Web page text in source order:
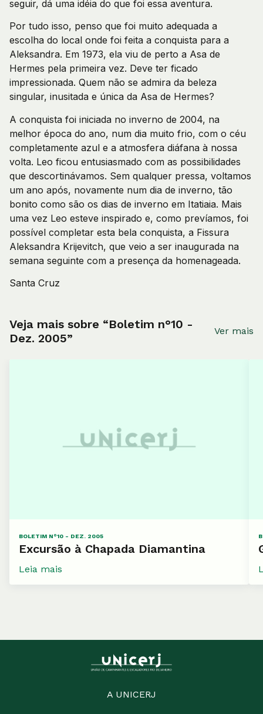
seguir, dá uma idéia do que foi essa aventura.
Por tudo isso, penso que foi muito adequada a
escolha do local onde foi feita a conquista para a
Aleksandra. Em 1973, ela viu de perto a Asa de
Hermes pela primeira vez. Deve ter ficado
impressionada. Quem não se admira da beleza
singular, inusitada e única da Asa de Hermes?
A conquista foi iniciada no inverno de 2004, na
melhor época do ano, num dia muito frio, com o céu
completamente azul e a atmosfera diáfana à nossa
volta. Leo ficou entusiasmado com as possibilidades
que descortinávamos. Sem qualquer pressa, voltamos
um ano após, novamente num dia de inverno, tão
bonito como são os dias de inverno em Itatiaia. Mais
uma vez Leo esteve inspirado e, como prevíamos, foi
possível completar esta bela conquista, a Fissura
Aleksandra Krijevitch, que veio a ser inaugurada na
semana seguinte com a presença da homenageada.
Santa Cruz
Veja mais sobre “Boletim n°10 -
Dez. 2005”
Ver mais
BOLETIM N°10 - DEZ. 2005
Excursão à Chapada Diamantina
Leia mais
A UNICERJ